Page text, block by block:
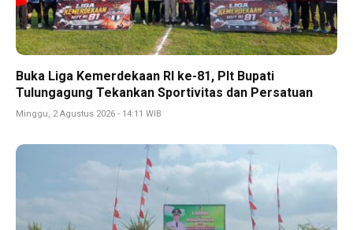
Buka Liga Kemerdekaan RI ke-81, Plt Bupati
Tulungagung Tekankan Sportivitas dan Persatuan
Minggu, 2 Agustus 2026 - 14:11 WIB